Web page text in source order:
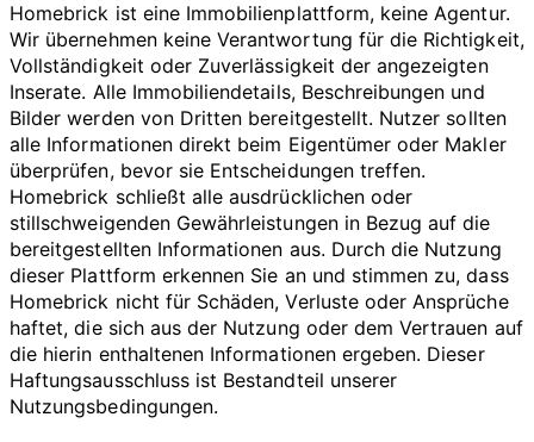
Homebrick ist eine Immobilienplattform, keine Agentur.
Wir übernehmen keine Verantwortung für die Richtigkeit,
Vollständigkeit oder Zuverlässigkeit der angezeigten
Inserate. Alle Immobiliendetails, Beschreibungen und
Bilder werden von Dritten bereitgestellt. Nutzer sollten
alle Informationen direkt beim Eigentümer oder Makler
überprüfen, bevor sie Entscheidungen treffen.
Homebrick schließt alle ausdrücklichen oder
stillschweigenden Gewährleistungen in Bezug auf die
bereitgestellten Informationen aus. Durch die Nutzung
dieser Plattform erkennen Sie an und stimmen zu, dass
Homebrick nicht für Schäden, Verluste oder Ansprüche
haftet, die sich aus der Nutzung oder dem Vertrauen auf
die hierin enthaltenen Informationen ergeben. Dieser
Haftungsausschluss ist Bestandteil unserer
Nutzungsbedingungen.